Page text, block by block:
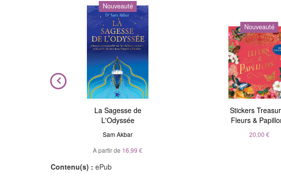
Nouveauté
La Sagesse de
L'Odyssée
Sam Akbar
À partir de 16,99 €
Nouveauté
Stickers
Fleurs &
20,00 €
Astrologie de l'âme
Julie Gorse,Christian Maillé
Nous sommes
Belinda
Contenu(s) : ePub